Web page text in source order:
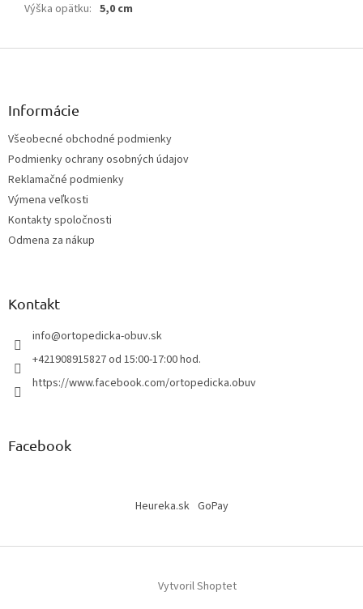
Výška opätku: 5,0 cm
Z
Informácie
Všeobecné obchodné podmienky
Podmienky ochrany osobných údajov
Reklamačné podmienky
Výmena veľkosti
Kontakty spoločnosti
Odmena za nákup
Kontakt
info@ortopedicka-obuv.sk
+421908915827 od 15:00-17:00 hod.
https://www.facebook.com/ortopedicka.obuv
Facebook
Heureka.sk GoPay
Vytvoril Shoptet